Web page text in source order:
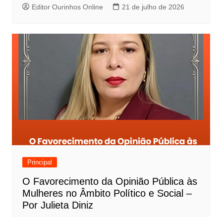
Editor Ourinhos Online 21 de julho de 2026
Principal
O Favorecimento da Opinião Pública às
Mulheres no Âmbito Político e Social –
Por Julieta Diniz